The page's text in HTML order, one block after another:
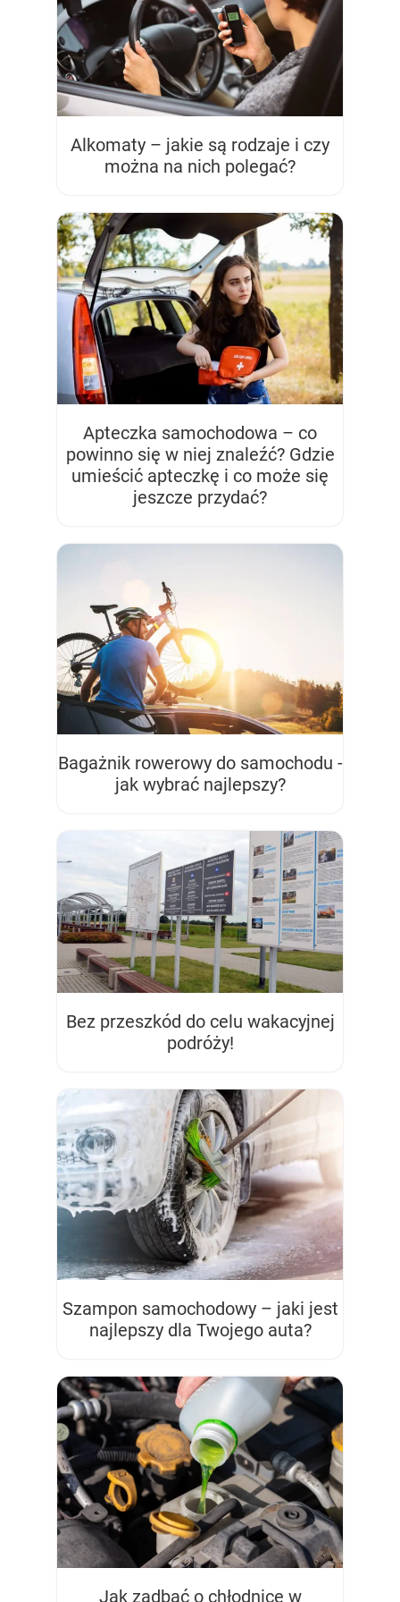
Alkomaty – jakie są rodzaje i czy
można na nich polegać?
Apteczka samochodowa – co
powinno się w niej znaleźć? Gdzie
umieścić apteczkę i co może się
jeszcze przydać?
Bagażnik rowerowy do samochodu -
jak wybrać najlepszy?
Bez przeszkód do celu wakacyjnej
podróży!
Szampon samochodowy – jaki jest
najlepszy dla Twojego auta?
Jak zadbać o chłodnicę w